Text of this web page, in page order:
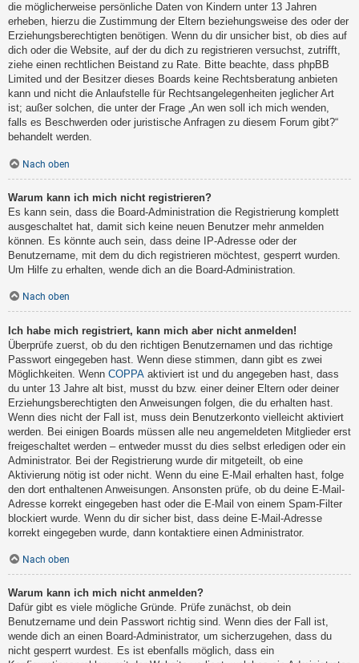
die möglicherweise persönliche Daten von Kindern unter 13 Jahren
erheben, hierzu die Zustimmung der Eltern beziehungsweise des oder der
Erziehungsberechtigten benötigen. Wenn du dir unsicher bist, ob dies auf
dich oder die Website, auf der du dich zu registrieren versuchst, zutrifft,
ziehe einen rechtlichen Beistand zu Rate. Bitte beachte, dass phpBB
Limited und der Besitzer dieses Boards keine Rechtsberatung anbieten
kann und nicht die Anlaufstelle für Rechtsangelegenheiten jeglicher Art
ist; außer solchen, die unter der Frage „An wen soll ich mich wenden,
falls es Beschwerden oder juristische Anfragen zu diesem Forum gibt?“
behandelt werden.
Nach oben
Warum kann ich mich nicht registrieren?
Es kann sein, dass die Board-Administration die Registrierung komplett
ausgeschaltet hat, damit sich keine neuen Benutzer mehr anmelden
können. Es könnte auch sein, dass deine IP-Adresse oder der
Benutzername, mit dem du dich registrieren möchtest, gesperrt wurden.
Um Hilfe zu erhalten, wende dich an die Board-Administration.
Nach oben
Ich habe mich registriert, kann mich aber nicht anmelden!
Überprüfe zuerst, ob du den richtigen Benutzernamen und das richtige
Passwort eingegeben hast. Wenn diese stimmen, dann gibt es zwei
Möglichkeiten. Wenn COPPA aktiviert ist und du angegeben hast, dass
du unter 13 Jahre alt bist, musst du bzw. einer deiner Eltern oder deiner
Erziehungsberechtigten den Anweisungen folgen, die du erhalten hast.
Wenn dies nicht der Fall ist, muss dein Benutzerkonto vielleicht aktiviert
werden. Bei einigen Boards müssen alle neu angemeldeten Mitglieder erst
freigeschaltet werden – entweder musst du dies selbst erledigen oder ein
Administrator. Bei der Registrierung wurde dir mitgeteilt, ob eine
Aktivierung nötig ist oder nicht. Wenn du eine E-Mail erhalten hast, folge
den dort enthaltenen Anweisungen. Ansonsten prüfe, ob du deine E-Mail-
Adresse korrekt eingegeben hast oder die E-Mail von einem Spam-Filter
blockiert wurde. Wenn du dir sicher bist, dass deine E-Mail-Adresse
korrekt eingegeben wurde, dann kontaktiere einen Administrator.
Nach oben
Warum kann ich mich nicht anmelden?
Dafür gibt es viele mögliche Gründe. Prüfe zunächst, ob dein
Benutzername und dein Passwort richtig sind. Wenn dies der Fall ist,
wende dich an einen Board-Administrator, um sicherzugehen, dass du
nicht gesperrt wurdest. Es ist ebenfalls möglich, dass ein